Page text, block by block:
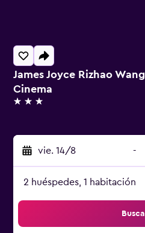
James Joyce Rizhao
Cinema
3 estrellas
vie. 14/8 -
2 huéspedes, 1 habitación